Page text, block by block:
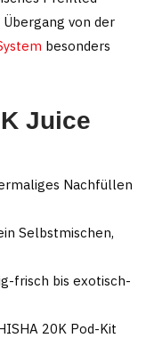
von der
besonders
Juice
Nachfüllen
Selbstmischen,
frisch bis exotisch-
20K Pod-Kit